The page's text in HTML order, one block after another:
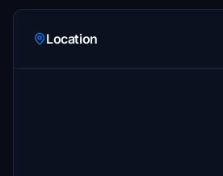
Location